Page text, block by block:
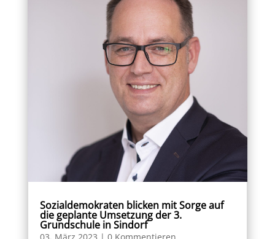
Sozialdemokraten blicken mit Sorge auf
die geplante Umsetzung der 3.
Grundschule in Sindorf
03. März 2023 | 0 Kommentieren